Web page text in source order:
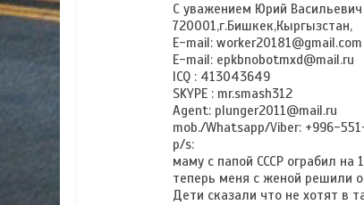
С уважением Юрий
720001,г.Бишкек,Кыргызстан,
E-mail: worker20181@gmail.com
E-mail: epkbnobotmxd@mail.ru
ICQ : 413043649
SKYPE : mr.smash312
Agent: plunger2011@mail.ru
mob./Whatsapp/Viber: +996-
p/s:
маму с папой СССР ограбил
теперь меня с женой решили
Дети сказали что не хотят в